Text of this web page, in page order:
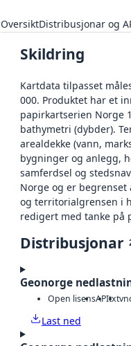
OversiktDistribusjonar og
Skildring
Kartdata tilpasset
000. Produktet har et
papirkartserien Norge
bathymetri (dybder).
arealdekke (vann,
bygninger og anlegg,
samferdsel og
Norge og er
og territorialgrensen i
redigert med tanke på
Distribusjonar
Geonorge
Open lisensAPItxt
Last ned